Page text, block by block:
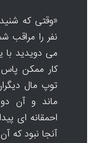
«وقتی که
نفر را
می دویدید با
کار ممکن
توپ مال
ماند و آن
احمقانه ای
آنجا نبود که